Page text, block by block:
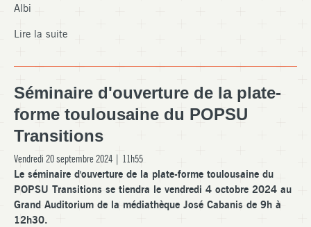
Albi
Lire la suite
Séminaire d'ouverture de la plate-
forme toulousaine du POPSU
Transitions
Vendredi 20 septembre 2024 | 11h55
Le séminaire d'ouverture de la plate-forme toulousaine du
POPSU Transitions se tiendra le vendredi 4 octobre 2024 au
Grand Auditorium de la médiathèque José Cabanis de 9h à
12h30.